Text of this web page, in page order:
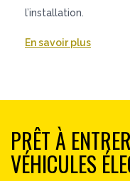
l’installation.
En savoir plus
PRÊT À
VÉHICULES